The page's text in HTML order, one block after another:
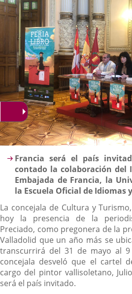
Descripción
Francia será el país
contado la colaboración del
Embajada de Francia, la
la Escuela Oficial de Idiomas
La concejala de Cultura y
hoy la presencia de la
Preciado, como pregonera de la
Valladolid que un año más se
transcurrirá del 31 de mayo al
concejala desveló que el cartel
cargo del pintor vallisoletano,
será el país invitado.